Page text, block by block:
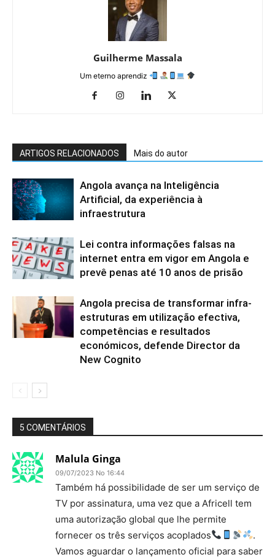
Guilherme Massala
Um eterno aprendiz
ARTIGOS RELACIONADOS Mais do autor
Angola avança na Inteligência
Artificial, da experiência à
infraestrutura
Lei contra informações falsas na
internet entra em vigor em Angola e
prevê penas até 10 anos de prisão
Angola precisa de transformar infra-
estruturas em utilização efectiva,
competências e resultados
económicos, defende Director da
New Cognito
5 COMENTÁRIOS
Malula Ginga
09/07/2023 No 16:44
Também há possibilidade de ser um serviço de
TV por assinatura, uma vez que a Africell tem
uma autorização global que lhe permite
fornecer os três serviços acoplados
.
Vamos aguardar o lançamento oficial para saber